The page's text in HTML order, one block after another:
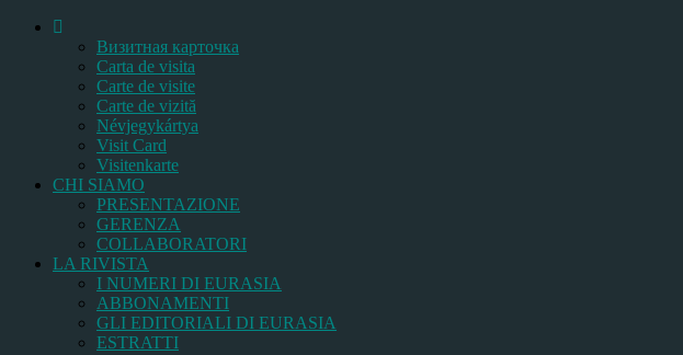
Bизитная карточка
Carta de visita
Carte de visite
Carte de vizită
Névjegykártya
Visit Card
Visitenkarte
CHI SIAMO
PRESENTAZIONE
GERENZA
COLLABORATORI
LA RIVISTA
I NUMERI DI EURASIA
ABBONAMENTI
GLI EDITORIALI DI EURASIA
ESTRATTI